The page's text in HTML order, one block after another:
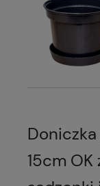
Doniczka
15cm OK